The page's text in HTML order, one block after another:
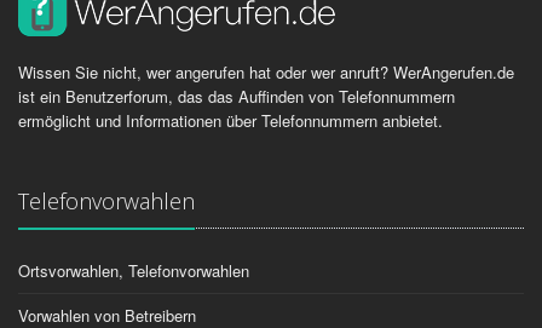
Wissen Sie nicht, wer angerufen hat oder wer anruft? WerAngerufen.de
ist ein Benutzerforum, das das Auffinden von Telefonnummern
ermöglicht und Informationen über Telefonnummern anbietet.
Telefonvorwahlen
Ortsvorwahlen, Telefonvorwahlen
Vorwahlen von Betreibern